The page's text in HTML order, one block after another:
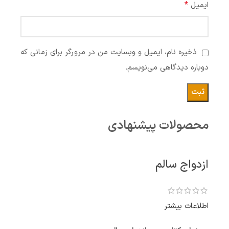
ایمیل *
ذخیره نام، ایمیل و وبسایت من در مرورگر برای زمانی که
دوباره دیدگاهی می‌نویسم.
محصولات پیشنهادی
ازدواج سالم
اطلاعات بیشتر